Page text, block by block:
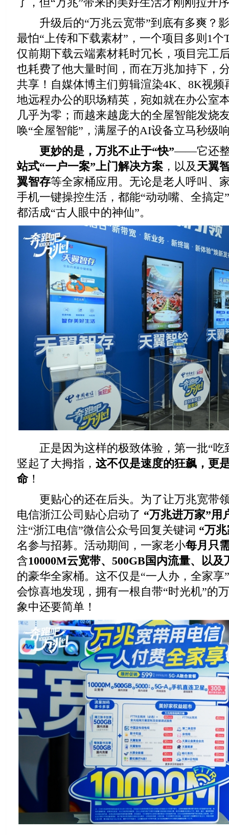
升级后的“万兆云宽带”到底有多爽？
最怕“上传和下载素材”，一个项目多则1个
仅前期下载云端素材耗时冗长，项目完工
也耗费了他大量时间，而在万兆加持下，
共享！自媒体博主们剪辑渲染4K、8K视频
地远程办公的职场精英，宛如就在办公室
几乎为零；而越来越庞大的全屋智能发烧
唤“全屋智能”，满屋子的AI设备立马秒级
更妙的是， 万兆不止于“快”——它还
站式“一户一案”上门解决方案 ，以及 天翼
翼智存等全家桶应用。无论是老人呼叫、
手机一键操控生活，都能“动动嘴、全搞定
都活成“古人眼中的神仙”。
正是因为这样的极致体验，第一批“吃
竖起了大拇指， 这不仅是速度的狂飙，更
命！
更贴心的还在后头。为了让万兆宽带
电信浙江公司贴心启动了 “万兆进万家”用
注“浙江电信”微信公众号回复关键词 “万
名参与招募。活动期间，一家老小每月只
含10000M云宽带、500GB国内流量、以
的豪华全家桶。这不仅是“一人办，全家享
会惊喜地发现，拥有一根自带“时光机”的
象中还要简单！